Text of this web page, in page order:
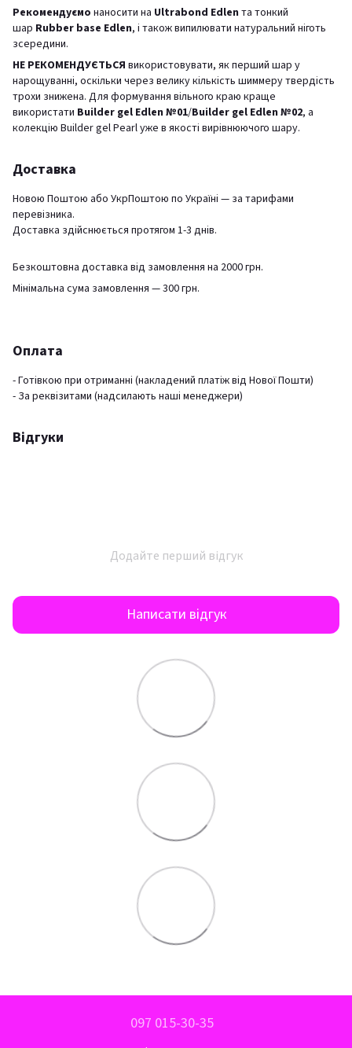
Рекомендуємо наносити на Ultrabond Edlen та тонкий
шар Rubber base Edlen, і також випилювати натуральний ніготь
зсередини.
НЕ РЕКОМЕНДУЄТЬСЯ використовувати, як перший шар у
нарощуванні, оскільки через велику кількість шиммеру твердість
трохи знижена. Для формування вільного краю краще
використати Builder gel Edlen №01/Builder gel Edlen №02, а
колекцію Builder gel Pearl уже в якості вирівнюючого шару.
Доставка
Новою Поштою або УкрПоштою по Україні — за тарифами
перевізника.
Доставка здійснюється протягом 1-3 днів.
Безкоштовна доставка від замовлення на 2000 грн.
Мінімальна сума замовлення — 300 грн.
Оплата
- Готівкою при отриманні (накладений платіж від Нової Пошти)
- За реквізитами (надсилають наші менеджери)
Відгуки
Додайте перший відгук
Написати відгук
097 015-30-35